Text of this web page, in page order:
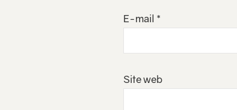
E-mail *
Site web